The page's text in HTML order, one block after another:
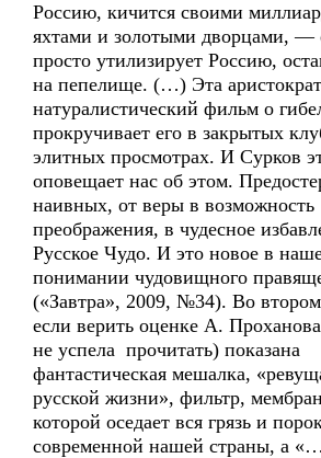
Россию, кичится своими
яхтами и золотыми дворцами, —
просто утилизирует Россию,
на пепелище. (…) Эта
натуралистический фильм о
прокручивает его в закрытых
элитных просмотрах. И Сурков
оповещает нас об этом.
наивных, от веры в возможность
преображения, в чудесное
Русское Чудо. И это новое в
понимании чудовищного
(«Завтра», 2009, №34). Во
если верить оценке А.
не успела прочитать) показана
фантастическая мешалка,
русской жизни», фильтр,
которой оседает вся грязь и
современной нашей страны, а